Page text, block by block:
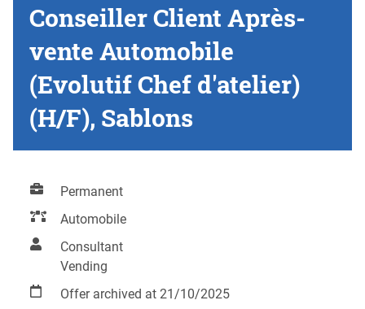
Conseiller Client Après-
vente Automobile
(Evolutif Chef d'atelier)
(H/F), Sablons
Permanent
Automobile
Consultant
Vending
Offer archived at 21/10/2025